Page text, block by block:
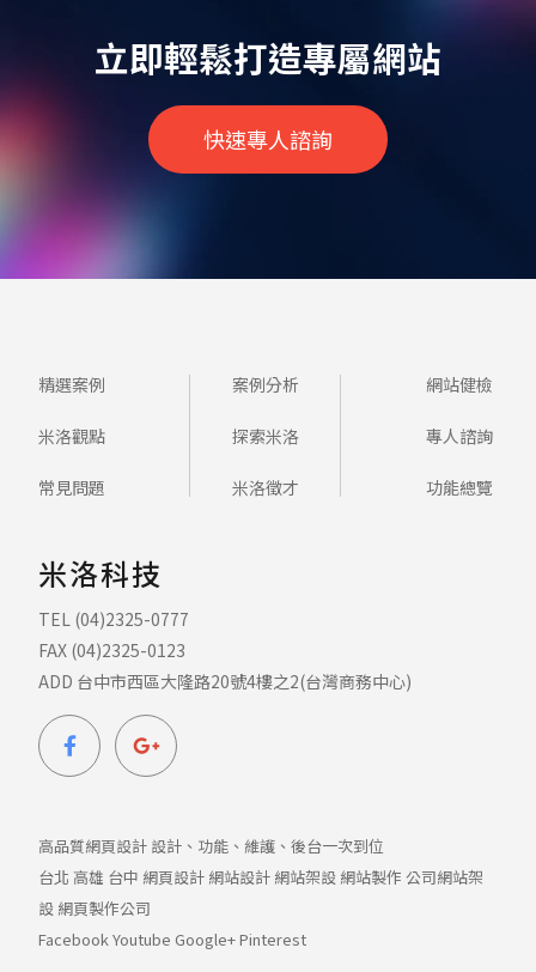
立即輕鬆打造專屬網站
快速專人諮詢
精選案例 案例分析 網站健檢
米洛觀點 探索米洛 專人諮詢
常見問題 米洛徵才 功能總覽
米洛科技
TEL (04)2325-0777
FAX (04)2325-0123
ADD 台中市西區大隆路20號4樓之2(台灣商務中心)
高品質網頁設計 設計、功能、維護、後台一次到位
台北 高雄 台中 網頁設計 網站設計 網站架設 網站製作 公司網站架
設 網頁製作公司
FacebookYoutube Google+Pinterest